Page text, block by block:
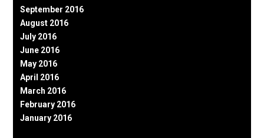
September 2016
August 2016
July 2016
June 2016
May 2016
April 2016
March 2016
February 2016
January 2016